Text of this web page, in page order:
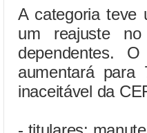
A categoria teve
um reajuste
dependentes.
aumentará para
inaceitável da